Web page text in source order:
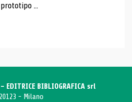
...
BIBLIOGRAFICA srl
- Milano